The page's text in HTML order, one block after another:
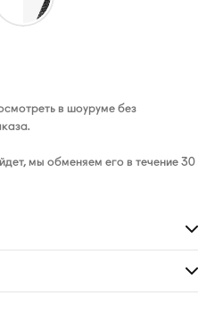
в шоуруме без
мы обменяем его в течение 30